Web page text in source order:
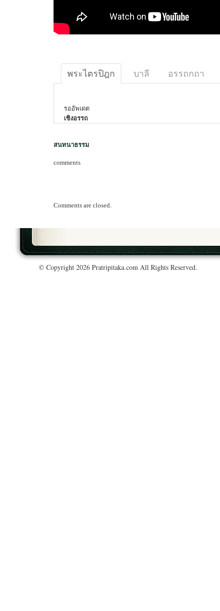
พระไตรปิฎก บาลี อรรถกถา
รออัพเดต
เชิงอรรถ
สนทนาธรรม
comments
Comments are closed.
© Copyright 2026 Pratripitaka.com All Rights Reserved.